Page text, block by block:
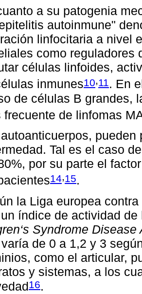
a su patogenia
autoinmune"
linfocitaria a nivel
como reguladores
células linfoides,
inmunes10,11 . En
de células B grandes,
frecuente de linfomas
Tal es el caso
por su parte el
14,15.
la Liga europea
índice de actividad
Syndrome
de 0 a 1,2 y 3
como el articular,
y sistemas, a los
16.